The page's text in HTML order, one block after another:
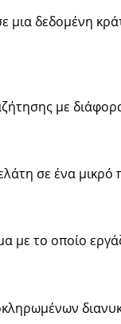
μια δεδομένη
με
σε ένα
με το οποίο